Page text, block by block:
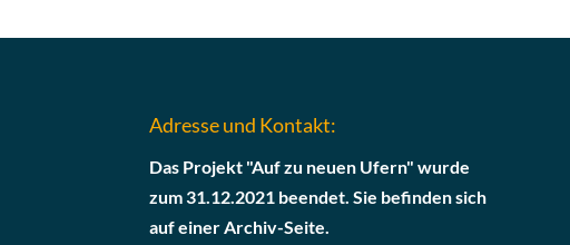
Adresse und Kontakt:
Das Projekt "Auf zu neuen Ufern" wurde
zum 31.12.2021 beendet. Sie befinden sich
auf einer Archiv-Seite.